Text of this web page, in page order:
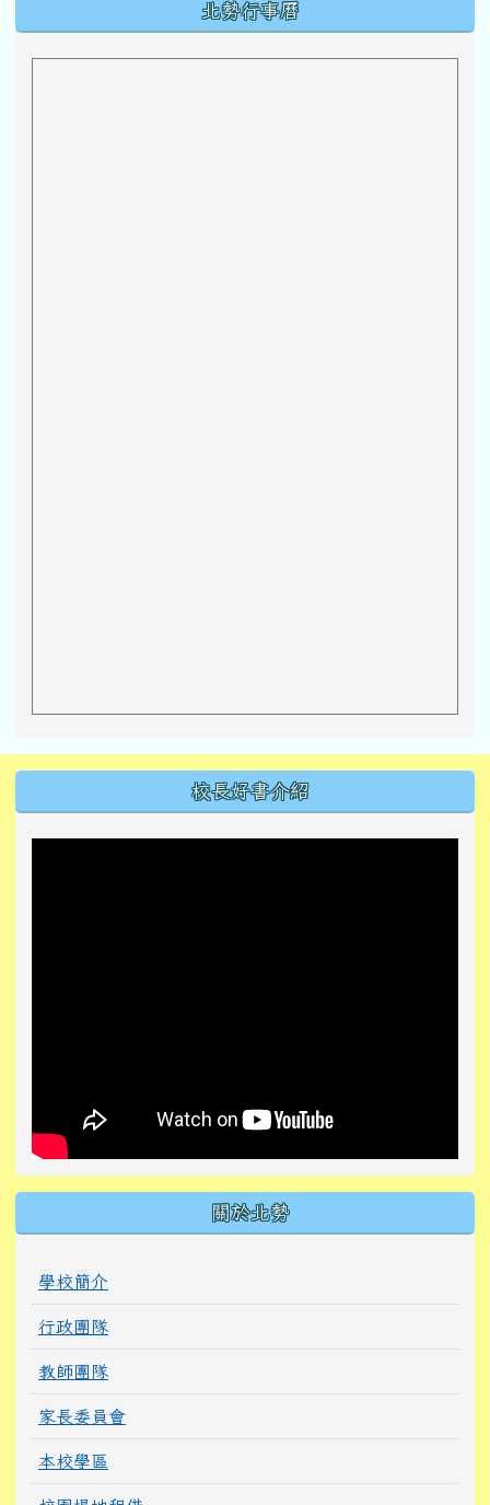
北勢行事曆
校長好書介紹
關於北勢
學校簡介
行政團隊
教師團隊
家長委員會
本校學區